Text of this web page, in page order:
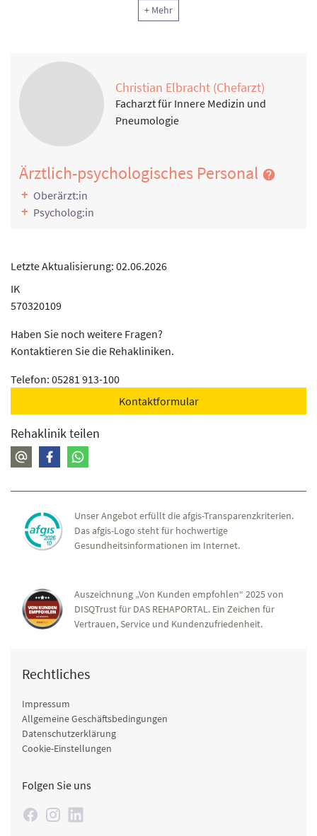
Information, Motivation, Schulung
Gesundheitsbildung, Patientenschulungen,
Klinische Psychologie
Einzelgespräche, Gruppengespräche,
Entspannungstherapie (Tiefenmuskelentspannung) und
Atemtherapie
+ Mehr
Christian Elbracht (Chefarzt)
Facharzt für Innere Medizin und
Pneumologie
Ärztlich-psychologisches Personal
Oberärzt:in
Psycholog:in
Letzte Aktualisierung: 02.06.2026
Rehaklinik teilen
IK
570320109
Haben Sie noch weitere Fragen?
Kontaktieren Sie die Rehakliniken.
Telefon: 05281 913-100
Kontaktformular
Unser Angebot erfüllt die afgis-Transparenzkriterien.
Das afgis-Logo steht für hochwertige
Gesundheitsinformationen im Internet.
Auszeichnung „Von Kunden empfohlen“ 2025 von
DISQTrust für DAS REHAPORTAL. Ein Zeichen für
Vertrauen, Service und Kundenzufriedenheit.
Rechtliches
Impressum
Allgemeine Geschäftsbedingungen
Datenschutzerklärung
Cookie-Einstellungen
Folgen Sie uns